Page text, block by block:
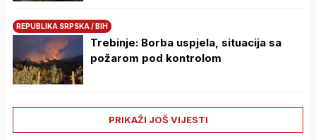
REPUBLIKA SRPSKA / BIH
Trebinje: Borba uspjela, situacija sa
požarom pod kontrolom
PRIKAŽI JOŠ VIJESTI